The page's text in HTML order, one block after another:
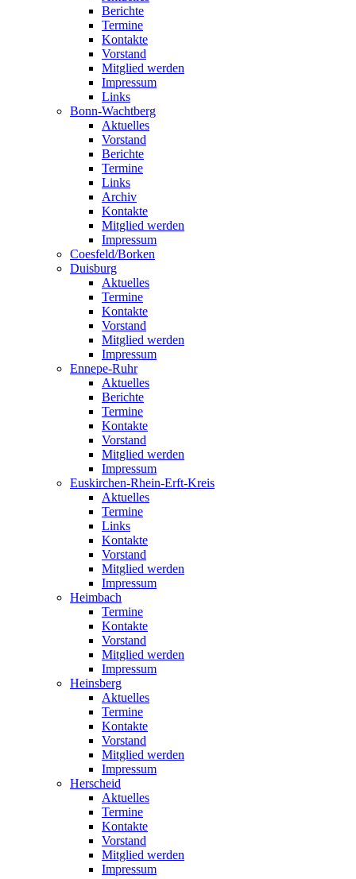
Berichte
Termine
Kontakte
Vorstand
Mitglied werden
Impressum
Links
Bonn-Wachtberg
Aktuelles
Vorstand
Berichte
Termine
Links
Archiv
Kontakte
Mitglied werden
Impressum
Coesfeld/Borken
Duisburg
Aktuelles
Termine
Kontakte
Vorstand
Mitglied werden
Impressum
Ennepe-Ruhr
Aktuelles
Berichte
Termine
Kontakte
Vorstand
Mitglied werden
Impressum
Euskirchen-Rhein-Erft-Kreis
Aktuelles
Termine
Links
Kontakte
Vorstand
Mitglied werden
Impressum
Heimbach
Termine
Kontakte
Vorstand
Mitglied werden
Impressum
Heinsberg
Aktuelles
Termine
Kontakte
Vorstand
Mitglied werden
Impressum
Herscheid
Aktuelles
Termine
Kontakte
Vorstand
Mitglied werden
Impressum